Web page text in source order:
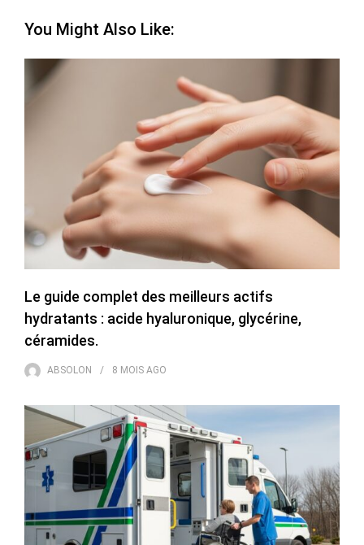
You Might Also Like:
Le guide complet des meilleurs actifs
hydratants : acide hyaluronique, glycérine,
céramides.
ABSOLON 8 MOIS AGO